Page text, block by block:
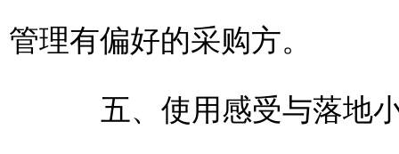
管理有偏好的采购方。
五、使用感受与落地